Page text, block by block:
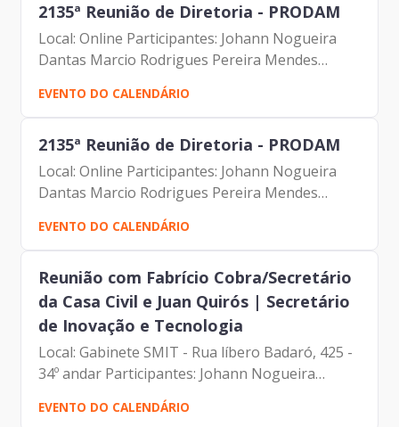
2135ª Reunião de Diretoria - PRODAM
Local: Online Participantes: Johann Nogueira
Dantas Marcio Rodrigues Pereira Mendes
Luciano de Azevedo Farias Ferreira Antonio
Celso de Paula Albuquerque Filho Carolina
Magnani Hiromoto Alberto...
EVENTO DO CALENDÁRIO
2135ª Reunião de Diretoria - PRODAM
Local: Online Participantes: Johann Nogueira
Dantas Marcio Rodrigues Pereira Mendes
Luciano de Azevedo Farias Ferreira Antonio
Celso de Paula Albuquerque Filho Carolina
Magnani Hiromoto Alberto...
EVENTO DO CALENDÁRIO
Reunião com Fabrício Cobra/Secretário
da Casa Civil e Juan Quirós | Secretário
de Inovação e Tecnologia
Local: Gabinete SMIT - Rua líbero Badaró, 425 -
34º andar Participantes: Johann Nogueira
(Diretor-Presidente da Prodam) Juan Quirós
(Secretário de Inovação e Tecnologia) Fabrício
EVENTO DO CALENDÁRIO